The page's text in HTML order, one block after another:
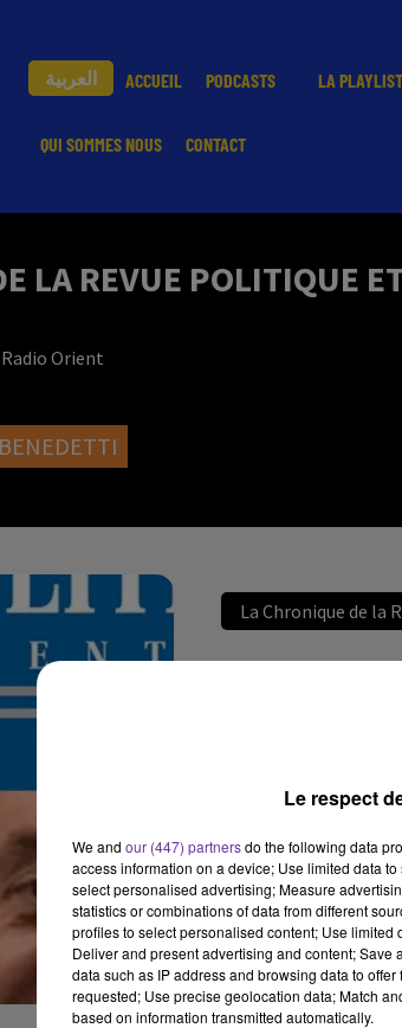
العربية ACCUEIL PODCASTS LA PLAYLIST
QUI SOMMES NOUS CONTACT
LA REVUE POLITIQUE
Orient
La Chronique de la
28 mai 2022 - 5 min 47
La Chronique de la
Le respect
We and our (447) partnersdo the following data
access information on a device; Use limited data
select personalised advertising; Measure
statistics or combinations of data from different
profiles to select personalised content; Use limited
Deliver and present advertising and content;
data such as IP address and browsing data to
requested; Use precise geolocation data; Match
based on information transmitted automatically.